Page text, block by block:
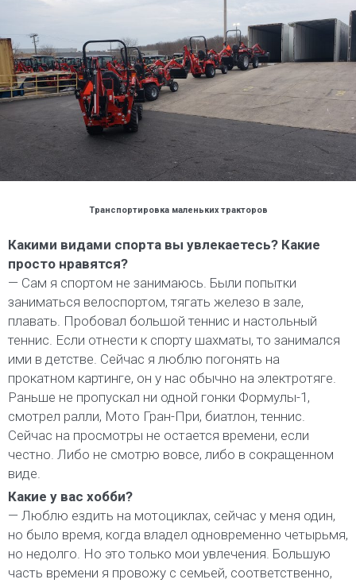
Транспортировка маленьких тракторов
Какими видами спорта вы увлекаетесь? Какие
просто нравятся?
— Сам я спортом не занимаюсь. Были попытки
заниматься велоспортом, тягать железо в зале,
плавать. Пробовал большой теннис и настольный
теннис. Если отнести к спорту шахматы, то занимался
ими в детстве. Сейчас я люблю погонять на
прокатном картинге, он у нас обычно на электротяге.
Раньше не пропускал ни одной гонки Формулы-1,
смотрел ралли, Мото Гран-При, биатлон, теннис.
Сейчас на просмотры не остается времени, если
честно. Либо не смотрю вовсе, либо в сокращенном
виде.
Какие у вас хобби?
— Люблю ездить на мотоциклах, сейчас у меня один,
но было время, когда владел одновременно четырьмя,
но недолго. Но это только мои увлечения. Большую
часть времени я провожу с семьей, соответственно,